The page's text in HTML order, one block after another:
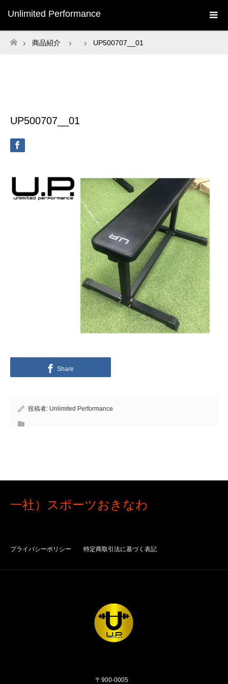
Unlimited Performance
ホーム
商品紹介 UP500707__01
UP500707__01
Share
投稿者: Unlimited Performance
一社）スポーツおきなわ
プライバシーポリシー 特定商取引法に基づく表記
〒900-0005